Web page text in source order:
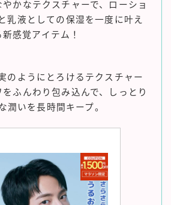
かなテクスチャーで、ローショ
乳液としての保湿を一度に叶え
新感覚アイテム！
のようにとろけるテクスチャー
ふんわり包み込んで、しっとり
潤いを長時間キープ。